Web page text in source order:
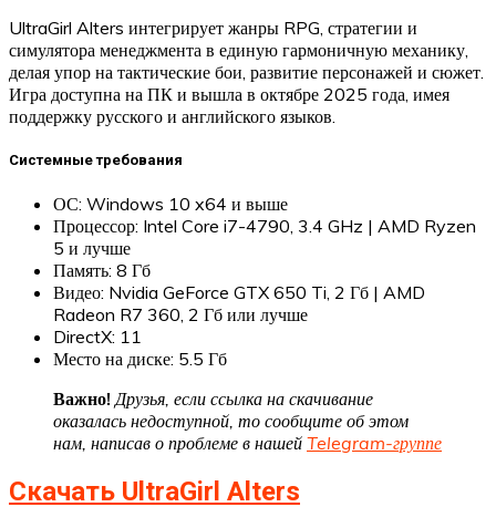
UltraGirl Alters интегрирует жанры RPG, стратегии и
симулятора менеджмента в единую гармоничную механику,
делая упор на тактические бои, развитие персонажей и сюжет.
Игра доступна на ПК и вышла в октябре 2025 года, имея
поддержку русского и английского языков.
Системные требования
ОС: Windows 10 x64 и выше
Процессор: Intel Core i7-4790, 3.4 GHz | AMD Ryzen
5 и лучше
Память: 8 Гб
Видео: Nvidia GeForce GTX 650 Ti, 2 Гб | AMD
Radeon R7 360, 2 Гб или лучше
DirectX: 11
Место на диске: 5.5 Гб
Важно!Друзья, если ссылка на скачивание
оказалась недоступной, то сообщите об этом
нам, написав о проблеме в нашей Telegram-группе
Скачать UltraGirl Alters